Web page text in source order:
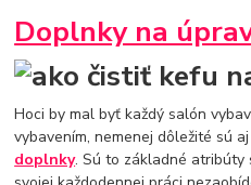
Doplnky na
Hoci by mal byť každý salón
vybavením, nemenej dôležité sú
doplnky. Sú to základné